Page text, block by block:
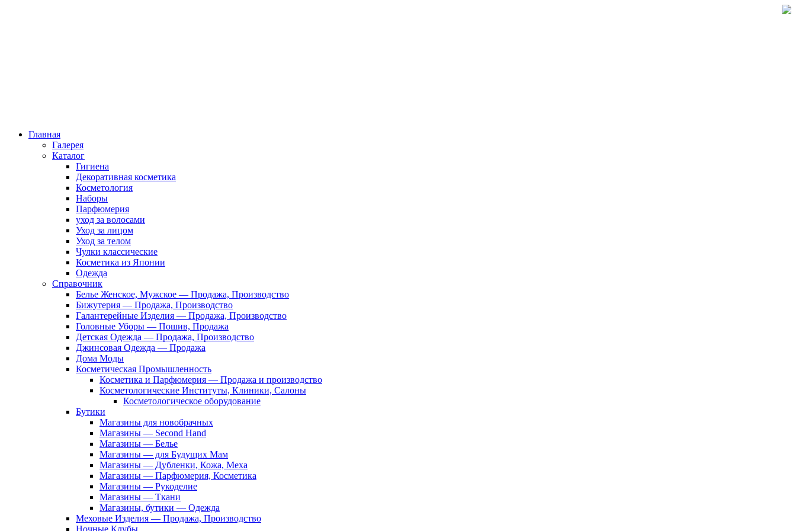
Главная
Галерея
Каталог
Гигиена
Декоративная косметика
Косметология
Наборы
Парфюмерия
уход за волосами
Уход за лицом
Уход за телом
Чулки классические
Косметика из Японии
Одежда
Справочник
Белье Женское, Мужское — Продажа, Производство
Бижутерия — Продажа, Производство
Галантерейные Изделия — Продажа, Производство
Головные Уборы — Пошив, Продажа
Детская Одежда — Продажа, Производство
Джинсовая Одежда — Продажа
Дома Моды
Косметическая Промышленность
Косметика и Парфюмерия — Продажа и производство
Косметологические Институты, Клиники, Салоны
Косметологическое оборудование
Бутики
Магазины для новобрачных
Магазины — Second Hand
Магазины — Белье
Магазины — для Будущих Мам
Магазины — Дубленки, Кожа, Меха
Магазины — Парфюмерия, Косметика
Магазины — Рукоделие
Магазины — Ткани
Магазины, бутики — Одежда
Меховые Изделия — Продажа, Производство
Ночные Клубы